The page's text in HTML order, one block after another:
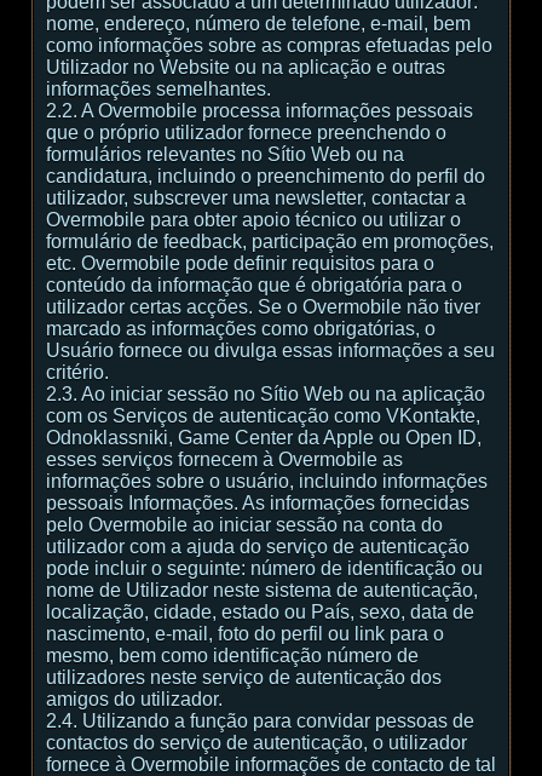
nome, endereço, número de telefone, e-mail, bem
como informações sobre as compras efetuadas pelo
Utilizador no Website ou na aplicação e outras
informações semelhantes.
2.2. A Overmobile processa informações pessoais
que o próprio utilizador fornece preenchendo o
formulários relevantes no Sítio Web ou na
candidatura, incluindo o preenchimento do perfil do
utilizador, subscrever uma newsletter, contactar a
Overmobile para obter apoio técnico ou utilizar o
formulário de feedback, participação em promoções,
etc. Overmobile pode definir requisitos para o
conteúdo da informação que é obrigatória para o
utilizador certas acções. Se o Overmobile não tiver
marcado as informações como obrigatórias, o
Usuário fornece ou divulga essas informações a seu
critério.
2.3. Ao iniciar sessão no Sítio Web ou na aplicação
com os Serviços de autenticação como VKontakte,
Odnoklassniki, Game Center da Apple ou Open ID,
esses serviços fornecem à Overmobile as
informações sobre o usuário, incluindo informações
pessoais Informações. As informações fornecidas
pelo Overmobile ao iniciar sessão na conta do
utilizador com a ajuda do serviço de autenticação
pode incluir o seguinte: número de identificação ou
nome de Utilizador neste sistema de autenticação,
localização, cidade, estado ou País, sexo, data de
nascimento, e-mail, foto do perfil ou link para o
mesmo, bem como identificação número de
utilizadores neste serviço de autenticação dos
amigos do utilizador.
2.4. Utilizando a função para convidar pessoas de
contactos do serviço de autenticação, o utilizador
fornece à Overmobile informações de contacto de tal